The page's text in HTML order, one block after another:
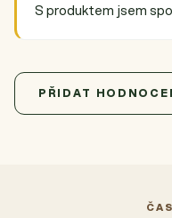
S produktem jsem
4,9Průměrné
11 hodnocení
PŘIDAT